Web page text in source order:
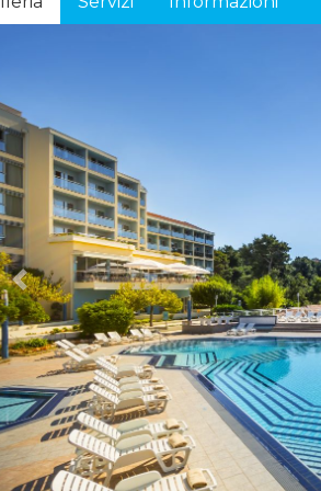
Previous